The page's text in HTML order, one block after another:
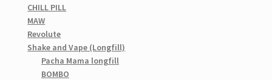
CHILL PILL
MAW
Revolute
Shake and Vape (Longfill)
Pacha Mama longfill
BOMBO